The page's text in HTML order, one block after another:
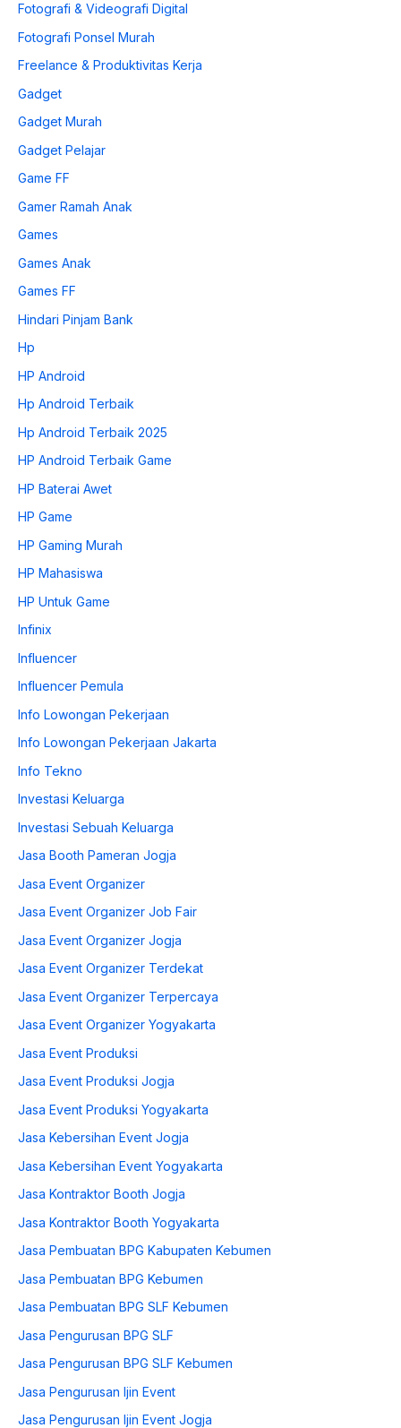
Fotografi & Videografi Digital
Fotografi Ponsel Murah
Freelance & Produktivitas Kerja
Gadget
Gadget Murah
Gadget Pelajar
Game FF
Gamer Ramah Anak
Games
Games Anak
Games FF
Hindari Pinjam Bank
Hp
HP Android
Hp Android Terbaik
Hp Android Terbaik 2025
HP Android Terbaik Game
HP Baterai Awet
HP Game
HP Gaming Murah
HP Mahasiswa
HP Untuk Game
Infinix
Influencer
Influencer Pemula
Info Lowongan Pekerjaan
Info Lowongan Pekerjaan Jakarta
Info Tekno
Investasi Keluarga
Investasi Sebuah Keluarga
Jasa Booth Pameran Jogja
Jasa Event Organizer
Jasa Event Organizer Job Fair
Jasa Event Organizer Jogja
Jasa Event Organizer Terdekat
Jasa Event Organizer Terpercaya
Jasa Event Organizer Yogyakarta
Jasa Event Produksi
Jasa Event Produksi Jogja
Jasa Event Produksi Yogyakarta
Jasa Kebersihan Event Jogja
Jasa Kebersihan Event Yogyakarta
Jasa Kontraktor Booth Jogja
Jasa Kontraktor Booth Yogyakarta
Jasa Pembuatan BPG Kabupaten Kebumen
Jasa Pembuatan BPG Kebumen
Jasa Pembuatan BPG SLF Kebumen
Jasa Pengurusan BPG SLF
Jasa Pengurusan BPG SLF Kebumen
Jasa Pengurusan Ijin Event
Jasa Pengurusan Ijin Event Jogja